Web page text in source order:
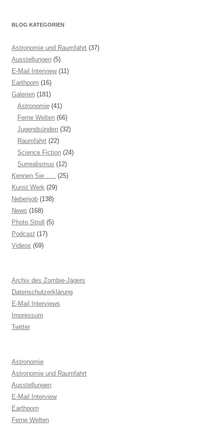
BLOG KATEGORIEN
Astronomie und Raumfahrt (37)
Ausstellungen (5)
E-Mail Interview(11)
Earthporn (16)
Galerien (181)
Astronomie (41)
Ferne Welten (66)
Jugendsünden (32)
Raumfahrt (22)
Science Fiction (24)
Surrealismus (12)
Kennen Sie . . . (25)
Kunst Werk (29)
Nebenjob (138)
News (168)
Photo Stroll
(5)
Podcast (17)
Videos (69)
Archiv des Zombie-Jägers
Datenschutzerklärung
E-Mail Interviews
Impressum
Twitter
Astronomie
Astronomie und Raumfahrt
Ausstellungen
E-Mail Interview
Earthporn
Ferne Welten